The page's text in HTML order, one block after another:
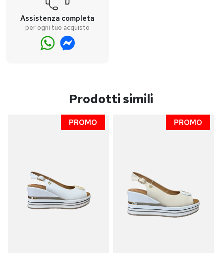
Assistenza completa
per ogni tuo acquisto
Prodotti simili
PROMO PROMO